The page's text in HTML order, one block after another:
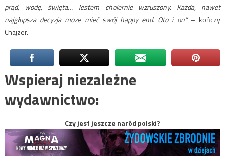
prąd, wodę, święta… Jestem cholernie wzruszony. Każda, nawet
najgłupsza decyzja może mieć swój happy end. Oto i on”– kończy
Chajzer.
Wspieraj niezależne
wydawnictwo:
Czy jest jeszcze naród polski?